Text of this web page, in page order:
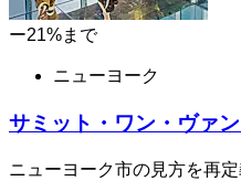
ー21%まで
ニューヨーク
サミット・ワン・ヴァ
ニューヨーク市の見方を再